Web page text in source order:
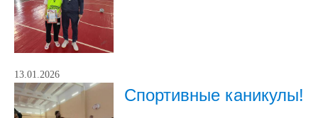
13.01.2026
Спортивные каникулы!